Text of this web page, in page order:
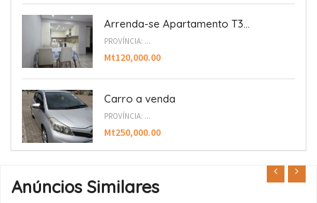
Arrenda-se Apartamento T3...
PROVÍNCIA: ...
Mt120,000.00
Carro a venda
PROVÍNCIA: ...
Mt250,000.00
Anúncios Similares